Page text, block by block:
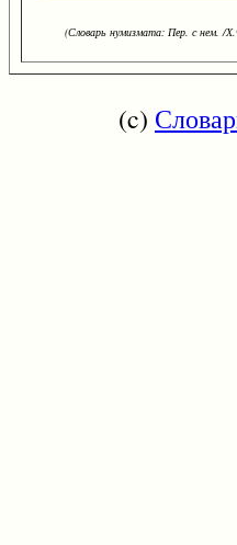
(Словарь нумизмата: Пер. с нем. /
(c)